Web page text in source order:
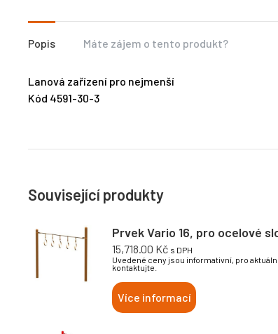
Popis Máte zájem o tento produkt?
Lanová zařízení pro nejmenší
Kód 4591-30-3
Související produkty
Prvek Vario 16, pro ocelové
15,718.00 Kč s DPH
Uvedené ceny jsou informativní, pro
kontaktujte.
Více informací